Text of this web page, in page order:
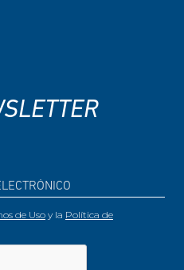
de Uso y la Política de